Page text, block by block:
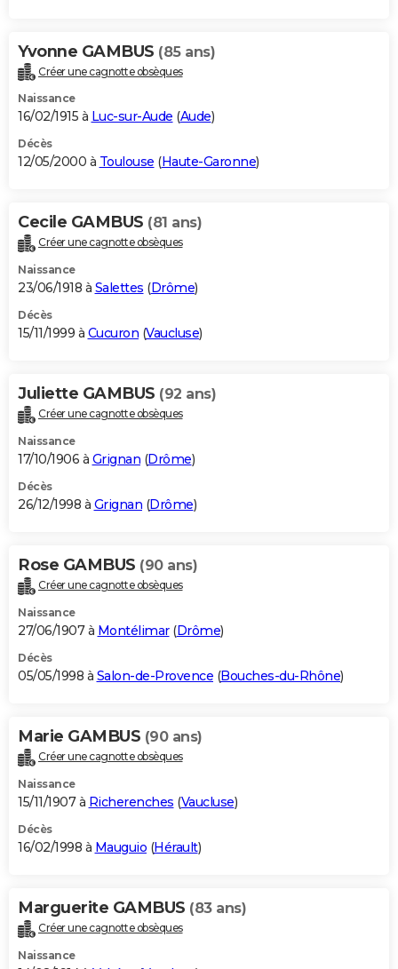
Yvonne GAMBUS (85 ans)
Créer une cagnotte obsèques
Naissance
16/02/1915 à Luc-sur-Aude (Aude)
Décès
12/05/2000 à Toulouse (Haute-Garonne)
Cecile GAMBUS (81 ans)
Créer une cagnotte obsèques
Naissance
23/06/1918 à Salettes (Drôme)
Décès
15/11/1999 à Cucuron (Vaucluse)
Juliette GAMBUS (92 ans)
Créer une cagnotte obsèques
Naissance
17/10/1906 à Grignan (Drôme)
Décès
26/12/1998 à Grignan (Drôme)
Rose GAMBUS (90 ans)
Créer une cagnotte obsèques
Naissance
27/06/1907 à Montélimar(Drôme)
Décès
05/05/1998 à Salon-de-Provence (Bouches-du-Rhône)
Marie GAMBUS (90 ans)
Créer une cagnotte obsèques
Naissance
15/11/1907 à Richerenches (Vaucluse)
Décès
16/02/1998 à Mauguio (Hérault)
Marguerite GAMBUS (83 ans)
Créer une cagnotte obsèques
Naissance